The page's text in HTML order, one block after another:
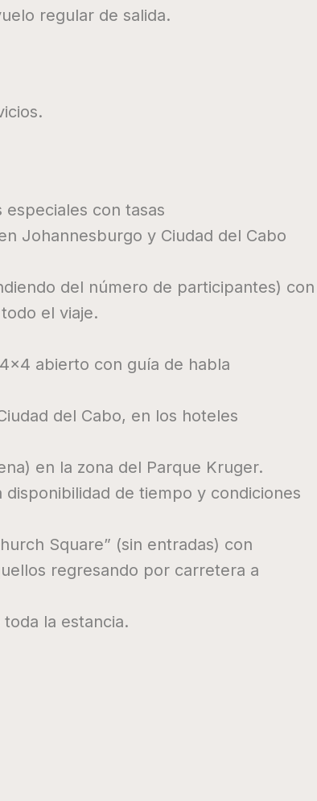
regular de salida.
con tasas
Johannesburgo y Ciudad del Cabo
del número de participantes) con
todo el viaje.
abierto con guía de habla
del Cabo, en los hoteles
en la zona del Parque Kruger.
de tiempo y condiciones
Square” (sin entradas) con
regresando por carretera a
la estancia.